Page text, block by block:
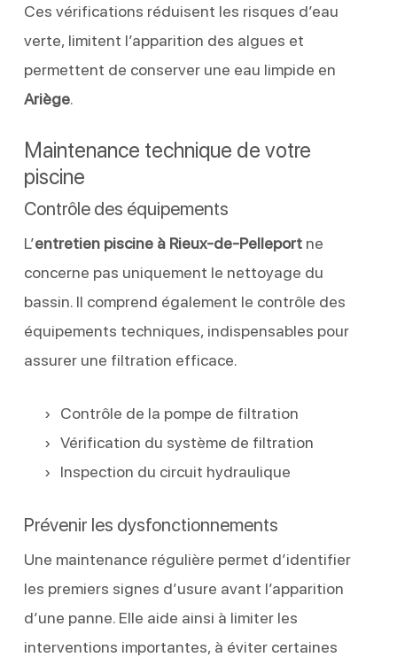
Ces vérifications réduisent les risques d’eau
verte, limitent l’apparition des algues et
permettent de conserver une eau limpide en
Ariège.
Maintenance technique de votre
piscine
Contrôle des équipements
L’entretien piscine à Rieux-de-Pelleportne
concerne pas uniquement le nettoyage du
bassin. Il comprend également le contrôle des
équipements techniques, indispensables pour
assurer une filtration efficace.
Contrôle de la pompe de filtration
Vérification du système de filtration
Inspection du circuit hydraulique
Prévenir les dysfonctionnements
Une maintenance régulière permet d’identifier
les premiers signes d’usure avant l’apparition
d’une panne. Elle aide ainsi à limiter les
interventions importantes, à éviter certaines